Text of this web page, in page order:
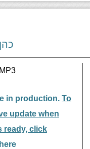
in production. To
update when
ready, click
here